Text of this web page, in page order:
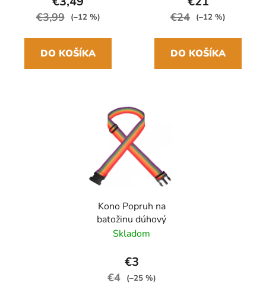
€3,99 (–12 %)
DO KOŠÍKA
€24 (–12 %)
DO KOŠÍKA
Kono Popruh na
batožinu dúhový
Skladom
€3
€4 (–25 %)